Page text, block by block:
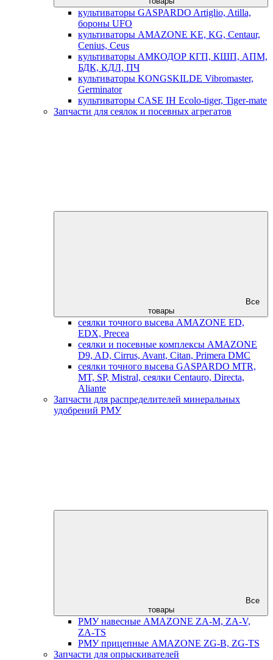
культиваторы GASPARDO Artiglio, Atilla,
бороны UFO
культиваторы AMAZONE KE, KG, Centaur,
Cenius, Ceus
культиваторы АМКОДОР КГП, КШП, АПМ,
БДК, КДЛ, ПЧ
культиваторы KONGSKILDE Vibromaster,
Germinator
культиваторы CASE IH Ecolo-tiger, Tiger-mate
Запчасти для сеялок и посевных агрегатов
Все
товары
сеялки точного высева AMAZONE ED,
EDX, Precea
сеялки и посевные комплексы AMAZONE
D9, AD, Cirrus, Avant, Citan, Primera DMC
сеялки точного высева GASPARDO MTR,
MT, SP, Mistral, сеялки Centauro, Directa,
Aliante
Запчасти для распределителей минеральных
удобрений РМУ
Все
товары
РМУ навесные AMAZONE ZA-M, ZA-V,
ZA-TS
РМУ прицепные AMAZONE ZG-B, ZG-TS
Запчасти для опрыскивателей